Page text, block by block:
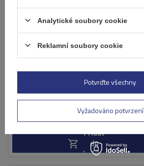
Střešní nosič G3 Airflow 60.230 pro
hliníkové lyžiny
3 869,00 Kčs DPH
Produkt dostupný ve velkém množství
Již nyní zašleme11. srpna
Přidat
do
košíku
Analytické soubory cookie
Reklamní soubory cookie
Vyžadováno potvrzení
Potvrďte všechny